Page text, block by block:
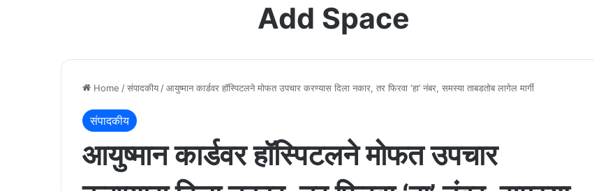
Add Space
Home /संपादकीय /आयुष्मान कार्डवर हॉस्पिटलने मोफत उपचार करण्यास दिला नकार, तर फिरवा ‘हा’ नंबर, समस्या ताबडतोब लागेल मार्गी
संपादकीय
आयुष्मान कार्डवर हॉस्पिटलने मोफत उपचार